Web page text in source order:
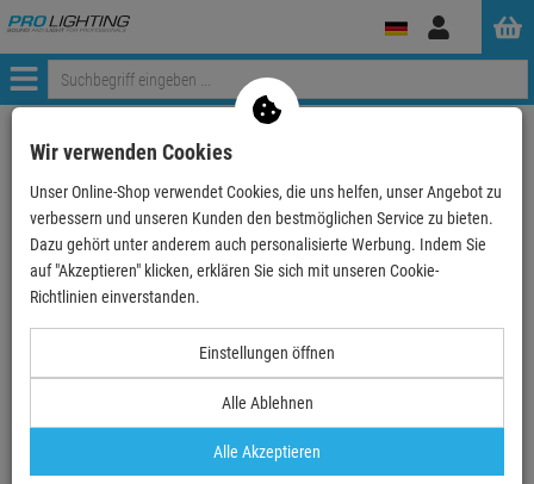
Anmelden
Menü
Weiter einkaufen ProLighting
Schlagzeugsitze
König & Meyer 14010 Drummersitz Piccolino - verch…
König & Meyer 14010 Drummersitz Piccolino -
Artikel-Nummer:14010-000-02
/ Monat
Wir verwenden Cookies
Unser Online-Shop verwendet Cookies, die uns helfen, unser Angebot zu
verbessern und unseren Kunden den bestmöglichen Service zu bieten.
Dazu gehört unter anderem auch personalisierte Werbung. Indem Sie
auf "Akzeptieren" klicken, erklären Sie sich mit unseren Cookie-
Richtlinien einverstanden.
Einstellungen öffnen
Alle Ablehnen
Alle Akzeptieren